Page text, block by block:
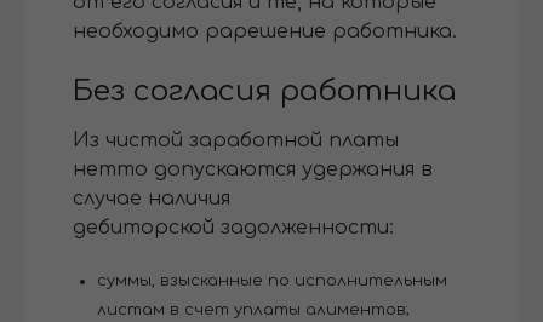
необходимо рарешение работника.
Без согласия работника
Из чистой заработной платы
нетто допускаются удержания в
случае наличия
дебиторской задолженности:
суммы, взысканные по исполнительным
листам в счет уплаты алиментов;